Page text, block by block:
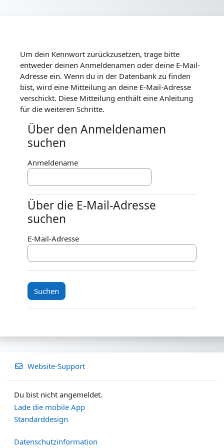
Um dein Kennwort zurückzusetzen, trage bitte
entweder deinen Anmeldenamen oder deine E-Mail-
Adresse ein. Wenn du in der Datenbank zu finden
bist, wird eine Mitteilung an deine E-Mail-Adresse
verschickt. Diese Mitteilung enthält eine Anleitung
für die weiteren Schritte.
Über den Anmeldenamen suchen
Über den Anmeldenamen
suchen
Anmeldename
Über die E-Mail-Adresse suchen
Über die E-Mail-Adresse
suchen
E-Mail-Adresse
Website-Support
Du bist nicht angemeldet.
Lade die mobile App
Standarddesign
Datenschutzinformation